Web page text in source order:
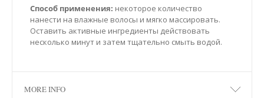
Способ применения: некоторое количество
нанести на влажные волосы и мягко массировать.
Оставить активные ингредиенты действовать
несколько минут и затем тщательно смыть водой.
MORE INFO